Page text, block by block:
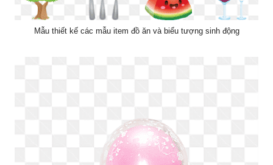
Mẫu thiết kế các mẫu item đồ ăn và biểu tượng sinh động